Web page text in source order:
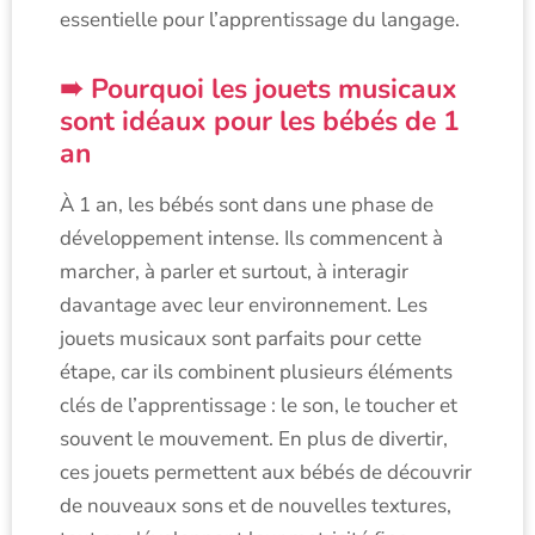
essentielle pour l’apprentissage du langage.
Pourquoi les jouets musicaux
sont idéaux pour les bébés de 1
an
À 1 an, les bébés sont dans une phase de
développement intense. Ils commencent à
marcher, à parler et surtout, à interagir
davantage avec leur environnement. Les
jouets musicaux sont parfaits pour cette
étape, car ils combinent plusieurs éléments
clés de l’apprentissage : le son, le toucher et
souvent le mouvement. En plus de divertir,
ces jouets permettent aux bébés de découvrir
de nouveaux sons et de nouvelles textures,